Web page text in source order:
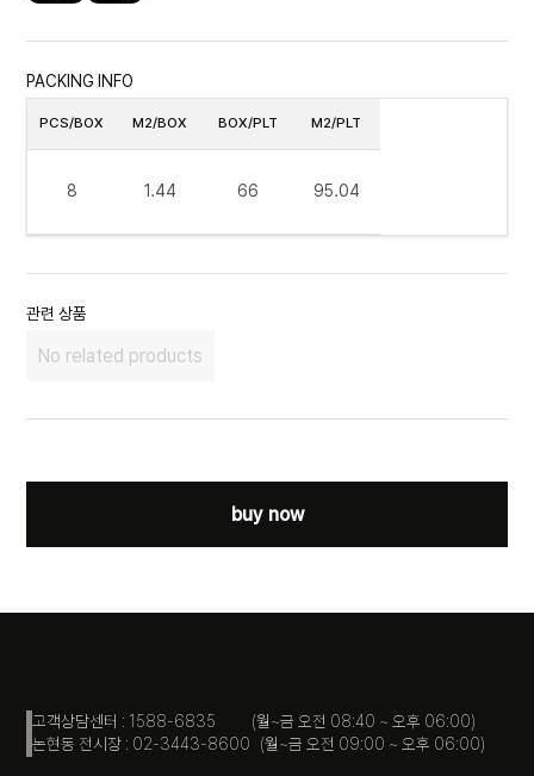
PACKING INFO
PCS/BOX
8
M2/BOX
1.44
BOX/PLT
66
M2/PLT
95.04
관련 상품
No related products
buy now
고객상담센터 : 1588-6835 (월~금 오전 08:40 ~ 오후 06:00)
논현동 전시장 : 02-3443-8600 (월~금 오전 09:00 ~ 오후 06:00)